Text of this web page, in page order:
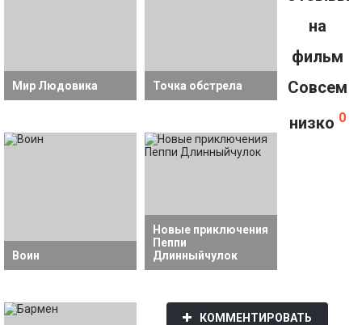
Мир Людовика Точка обстрела
Воин
Новые приключения
Пеппи
Длинныйчулок
на
фильм
Совсем
низко 0
КОММЕНТИРОВАТЬ